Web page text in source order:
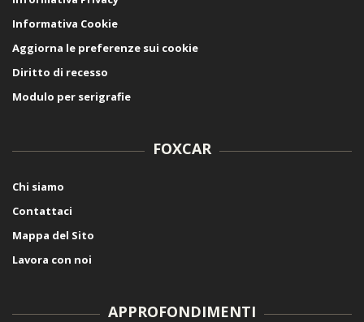
Informativa Cookie
Aggiorna le preferenze sui cookie
Diritto di recesso
Modulo per serigrafie
FOXCAR
Chi siamo
Contattaci
Mappa del Sito
Lavora con noi
APPROFONDIMENTI